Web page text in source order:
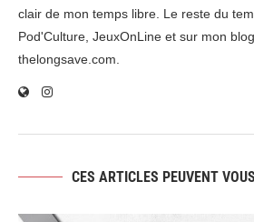
clair de mon temps libre. Le reste du
Pod'Culture, JeuxOnLine et sur mon
thelongsave.com.
CES ARTICLES PEUVENT